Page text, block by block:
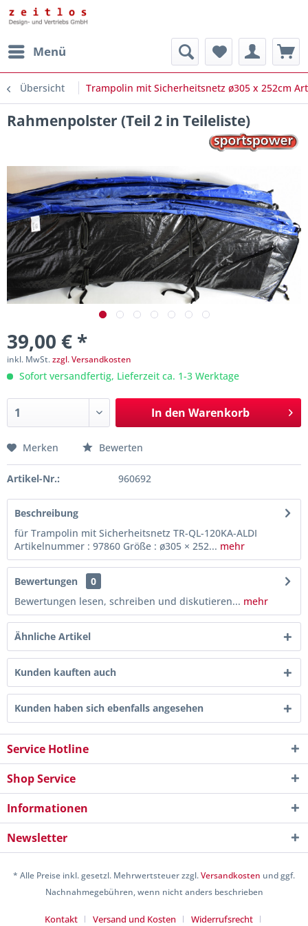
Menü
Übersicht Trampolin mit Sicherheitsnetz ø305 x 252cm
Rahmenpolster (Teil 2 in Teileliste)
39,00 € *
inkl. MwSt.zzgl. Versandkosten
Sofort versandfertig, Lieferzeit ca. 1-3 Werktage
In den Warenkorb
Merken Bewerten
Artikel-Nr.: 960692
Beschreibung
für Trampolin mit Sicherheitsnetz TR-QL-120KA-ALDI
Artikelnummer : 97860 Größe : ø305 × 252... mehr
Bewertungen
0
Bewertungen lesen, schreiben und diskutieren... mehr
Ähnliche Artikel
Kunden kauften auch
Kunden haben sich ebenfalls angesehen
Service Hotline
Shop Service
Informationen
Newsletter
* Alle Preise inkl. gesetzl. Mehrwertsteuer zzgl.Versandkosten und ggf.
Nachnahmegebühren, wenn nicht anders beschrieben
Kontakt Versand und Kosten Widerrufsrecht